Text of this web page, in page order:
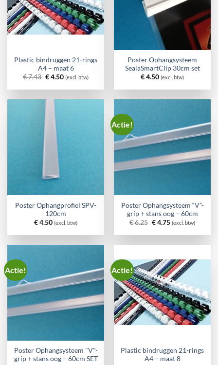
Plastic bindruggen 21-rings
A4 – maat 6
€7.43 Oorspronkelijke
was:
€4.50Huidige
prijs
is:
(excl. btw)
Poster Ophangsysteem
SealaSmartClip 30cm set
€4.50 (excl. btw)
Poster Ophangprofiel SPV-
120cm
€4.50 (excl. btw)
Actie!
Poster Ophangsysteem “V”-
grip + stans oog – 60cm
€6.25 Oorspronkelijke
was:
€4.75Huidige
prijs
is:
(excl. btw)
Actie!
Poster Ophangsysteem "V"-
grip + stans oog – 60cm SET
Actie!
Plastic bindruggen 21-rings
A4 – maat 8